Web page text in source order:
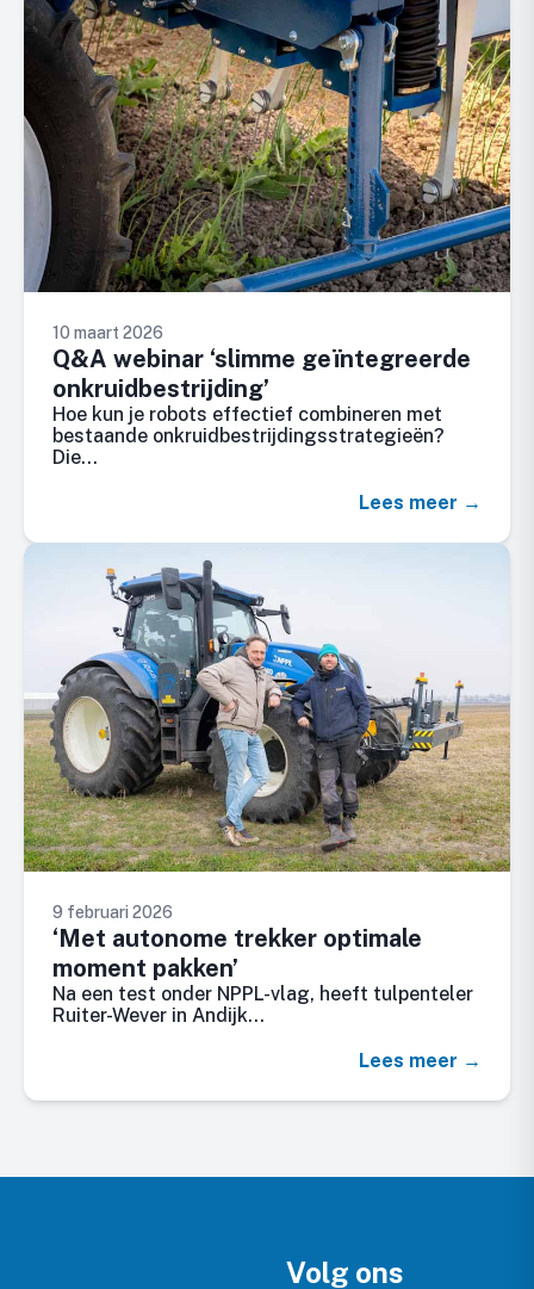
10 maart 2026
Q&A webinar ‘slimme geïntegreerde
onkruidbestrijding’
Hoe kun je robots effectief combineren met
bestaande onkruidbestrijdingsstrategieën?
Die…
Lees meer →
9 februari 2026
‘Met autonome trekker optimale
moment pakken’
Na een test onder NPPL-vlag, heeft tulpenteler
Ruiter-Wever in Andijk…
Lees meer →
Volg ons